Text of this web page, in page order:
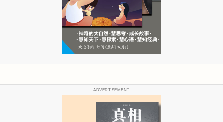
ADVERTISEMENT